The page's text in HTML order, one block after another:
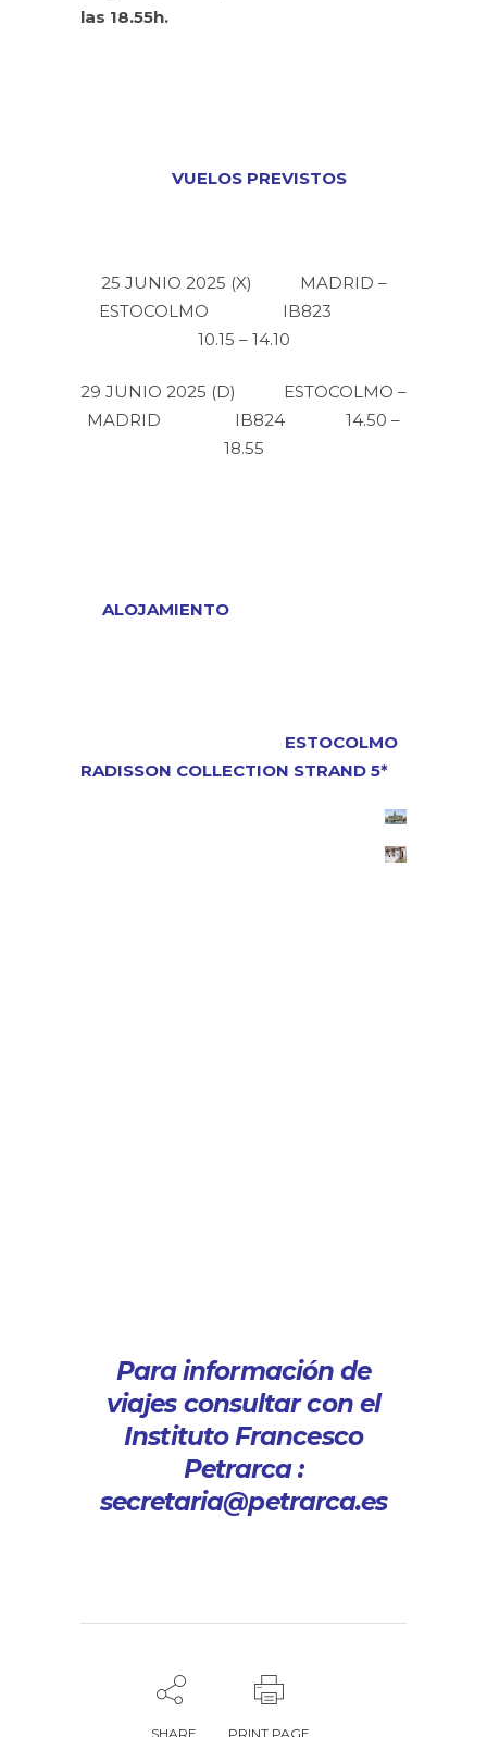
las 18.55h.
VUELOS PREVISTOS
25 JUNIO 2025 (X) MADRID –
ESTOCOLMO IB823
10.15 – 14.10
29 JUNIO 2025 (D) ESTOCOLMO –
MADRID IB824 14.50 –
18.55
ALOJAMIENTO
ESTOCOLMO
RADISSON COLLECTION STRAND 5*
Para información de
viajes consultar con el
Instituto Francesco
Petrarca :
secretaria@petrarca.es
SHARE PRINT PAGE